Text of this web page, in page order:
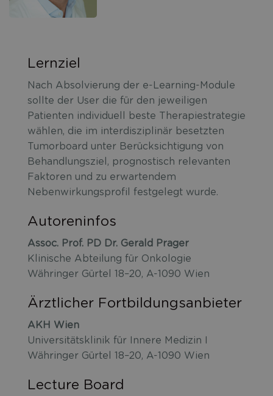
Lernziel
Nach Absolvierung der e-Learning-Module
sollte der User die für den jeweiligen
Patienten individuell beste Therapiestrategie
wählen, die im interdisziplinär besetzten
Tumorboard unter Berücksichtigung von
Behandlungsziel, prognostisch relevanten
Faktoren und zu erwartendem
Nebenwirkungsprofil festgelegt wurde.
Autoreninfos
Assoc. Prof. PD Dr. Gerald Prager
Klinische Abteilung für Onkologie
Währinger Gürtel 18–20, A-1090 Wien
Ärztlicher Fortbildungsanbieter
AKH Wien
Universitätsklinik für Innere Medizin I
Währinger Gürtel 18–20, A-1090 Wien
Lecture Board